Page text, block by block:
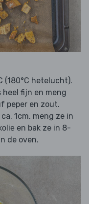
(180°C hetelucht).
heel fijn en meng
peper en zout.
1cm, meng ze in
en bak ze in 8-
de oven.